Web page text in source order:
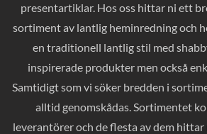
presentartiklar. Hos oss hittar ni ett
sortiment av lantlig heminredning och
en traditionell lantlig stil med
inspirerade produkter men också
Samtidigt som vi söker bredden i
alltid genomskådas. Sortimentet
leverantörer och de flesta av dem